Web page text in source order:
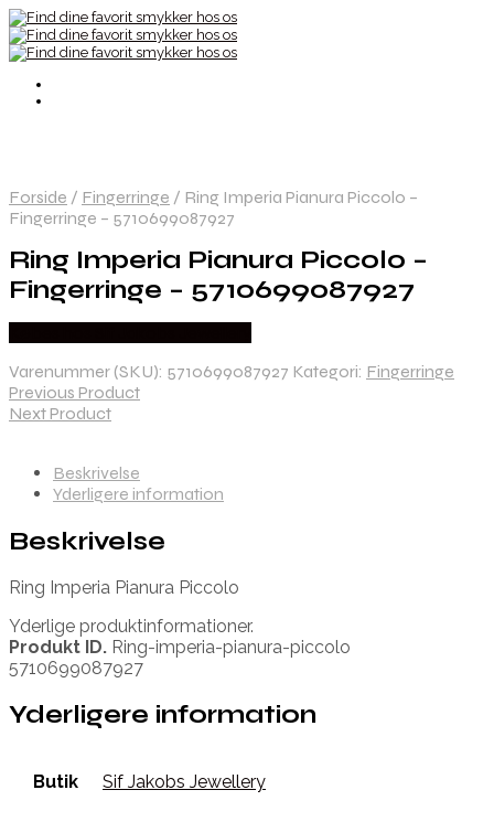
Forside / Fingerringe / Ring Imperia Pianura Piccolo –
Fingerringe – 5710699087927
Ring Imperia Pianura Piccolo –
Fingerringe – 5710699087927
Varenummer (SKU): 5710699087927 Kategori: Fingerringe
Previous Product
Next Product
Beskrivelse
Yderligere information
Beskrivelse
Ring Imperia Pianura Piccolo
Yderlige produktinformationer.
Produkt ID. Ring-imperia-pianura-piccolo
5710699087927
Yderligere information
Butik Sif Jakobs Jewellery